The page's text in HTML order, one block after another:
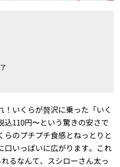
いくらが贅沢に乗った「いく
込110円〜という驚きの安さで
のプチプチ食感とねっとりと
口いっぱいに広がります。これ
るなんて、スシローさん太っ